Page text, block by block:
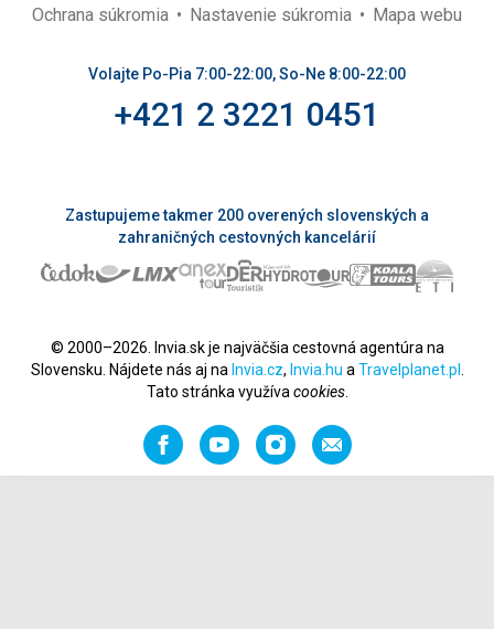
Ochrana súkromia Nastavenie súkromia Mapa webu
Volajte Po-Pia 7:00-22:00, So-Ne 8:00-22:00
+421 2 3221 0451
Zastupujeme takmer 200 overených slovenských a
zahraničných cestovných kancelárií
© 2000–2026. Invia.sk je najväčšia cestovná agentúra na
Slovensku. Nájdete nás aj na Invia.cz, Invia.hu a Travelplanet.pl
Tato stránka využíva cookies.
FacebookYouTubeInstagramOdporučiť